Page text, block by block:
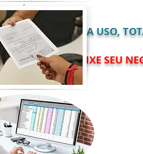
CAFÉ USADO
PRONTOS PARA USO,
E DEIXE SEU